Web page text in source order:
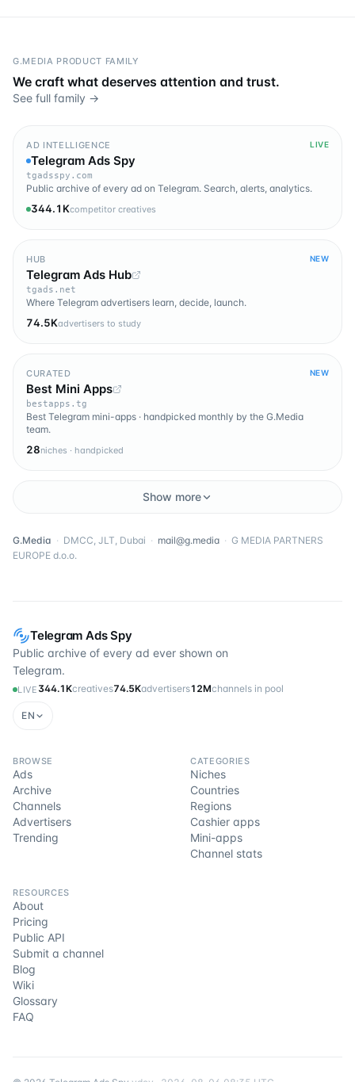
Telegram Ads Spy
Public archive of every ad ever shown on
Telegram.
LIVE 344.1Kcreatives74.5Kadvertisers12Mchannels in pool
EN
BROWSE
Ads
Archive
Channels
Advertisers
Trending
CATEGORIES
Niches
Countries
Regions
Cashier apps
Mini-apps
Channel stats
RESOURCES
About
Pricing
Public API
Submit a channel
Blog
Wiki
Glossary
FAQ
G.MEDIA PRODUCT FAMILY
We craft what deserves attention and trust.
See full family →
AD INTELLIGENCE LIVE
Telegram Ads Spy
tgadsspy.com
Public archive of every ad on Telegram. Search, alerts, analytics.
344.1Kcompetitor creatives
HUB NEW
Telegram Ads Hub
tgads.net
Where Telegram advertisers learn, decide, launch.
74.5Kadvertisers to study
CURATED NEW
Best Mini Apps
bestapps.tg
Best Telegram mini-apps · handpicked monthly by the G.Media
team.
28niches · handpicked
Show more
G.Media · DMCC, JLT, Dubai · mail@g.media · G MEDIA PARTNERS
EUROPE d.o.o.